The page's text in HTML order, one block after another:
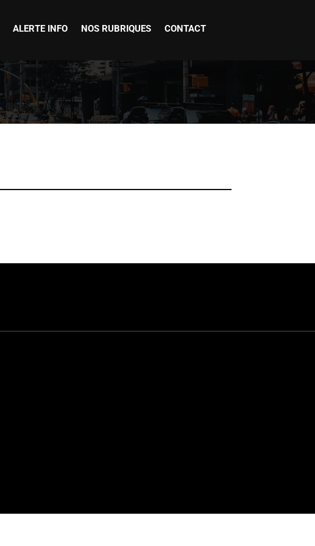
ALERTE INFO NOS RUBRIQUES CONTACT